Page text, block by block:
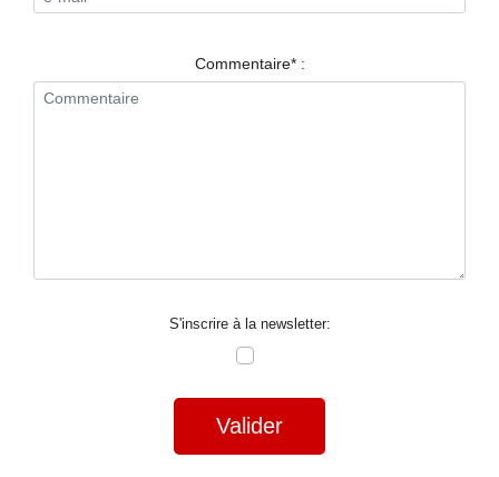
NUIT
Commentaire* :
S'inscrire à la newsletter:
Valider